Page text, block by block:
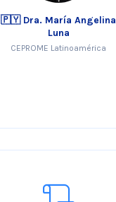
🇵🇾 Dra. María Angelina
Luna
CEPROME Latinoamérica